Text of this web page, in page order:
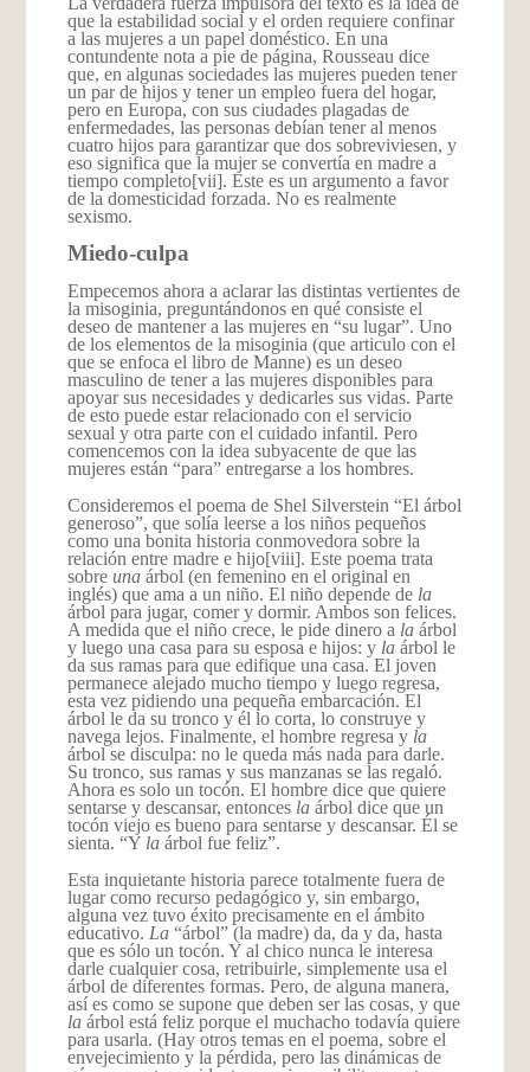
que la estabilidad social y el orden requiere confinar
a las mujeres a un papel doméstico. En una
contundente nota a pie de página, Rousseau dice
que, en algunas sociedades las mujeres pueden tener
un par de hijos y tener un empleo fuera del hogar,
pero en Europa, con sus ciudades plagadas de
enfermedades, las personas debían tener al menos
cuatro hijos para garantizar que dos sobreviviesen, y
eso significa que la mujer se convertía en madre a
tiempo completo[vii]. Este es un argumento a favor
de la domesticidad forzada. No es realmente
sexismo.
Miedo-culpa
Empecemos ahora a aclarar las distintas vertientes de
la misoginia, preguntándonos en qué consiste el
deseo de mantener a las mujeres en “su lugar”. Uno
de los elementos de la misoginia (que articulo con el
que se enfoca el libro de Manne) es un deseo
masculino de tener a las mujeres disponibles para
apoyar sus necesidades y dedicarles sus vidas. Parte
de esto puede estar relacionado con el servicio
sexual y otra parte con el cuidado infantil. Pero
comencemos con la idea subyacente de que las
mujeres están “para” entregarse a los hombres.
Consideremos el poema de Shel Silverstein “El árbol
generoso”, que solía leerse a los niños pequeños
como una bonita historia conmovedora sobre la
relación entre madre e hijo[viii]. Este poema trata
sobre unaárbol (en femenino en el original en
inglés) que ama a un niño. El niño depende de la
árbol para jugar, comer y dormir. Ambos son felices.
A medida que el niño crece, le pide dinero a laárbol
y luego una casa para su esposa e hijos: y laárbol le
da sus ramas para que edifique una casa. El joven
permanece alejado mucho tiempo y luego regresa,
esta vez pidiendo una pequeña embarcación. El
árbol le da su tronco y él lo corta, lo construye y
navega lejos. Finalmente, el hombre regresa y la
árbol se disculpa: no le queda más nada para darle.
Su tronco, sus ramas y sus manzanas se las regaló.
Ahora es solo un tocón. El hombre dice que quiere
sentarse y descansar, entoncesla árbol dice que un
tocón viejo es bueno para sentarse y descansar. Él se
sienta. “Y la árbol fue feliz”.
Esta inquietante historia parece totalmente fuera de
lugar como recurso pedagógico y, sin embargo,
alguna vez tuvo éxito precisamente en el ámbito
educativo. La“árbol” (la madre) da, da y da, hasta
que es sólo un tocón. Y al chico nunca le interesa
darle cualquier cosa, retribuirle, simplemente usa el
árbol de diferentes formas. Pero, de alguna manera,
así es como se supone que deben ser las cosas, y que
la árbol está feliz porque el muchacho todavía quiere
para usarla. (Hay otros temas en el poema, sobre el
envejecimiento y la pérdida, pero las dinámicas de